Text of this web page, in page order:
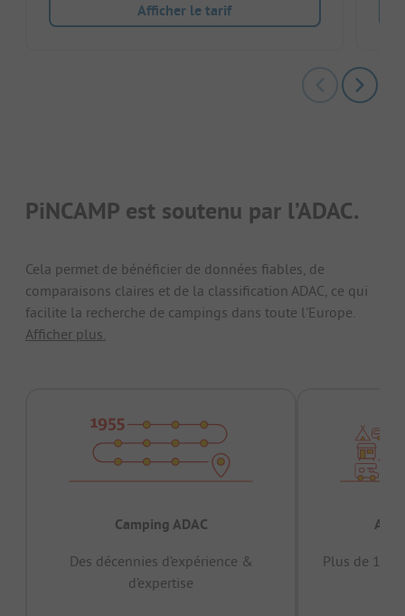
Afficher le tarif
PiNCAMP est soutenu par l’ADAC.
Cela permet de bénéficier de données fiables, de
comparaisons claires et de la classification ADAC, ce qui
facilite la recherche de campings dans toute l'Europe.
Afficher plus.
Camping ADAC
Des décennies d’expérience &
d’expertise
Plus de 15